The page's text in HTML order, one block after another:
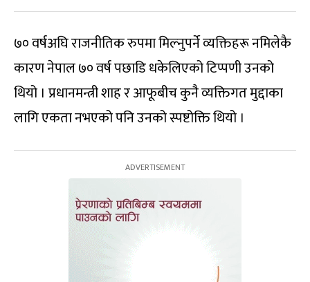
७० वर्षअघि राजनीतिक रुपमा मिल्नुपर्ने व्यक्तिहरू नमिलेकै
कारण नेपाल ७० वर्ष पछाडि धकेलिएको टिप्पणी उनको
थियो । प्रधानमन्त्री शाह र आफूबीच कुनै व्यक्तिगत मुद्दाका
लागि एकता नभएको पनि उनको स्पष्टोक्ति थियो ।